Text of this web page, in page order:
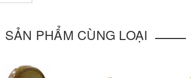
SẢN PHẨM CÙNG LOẠI